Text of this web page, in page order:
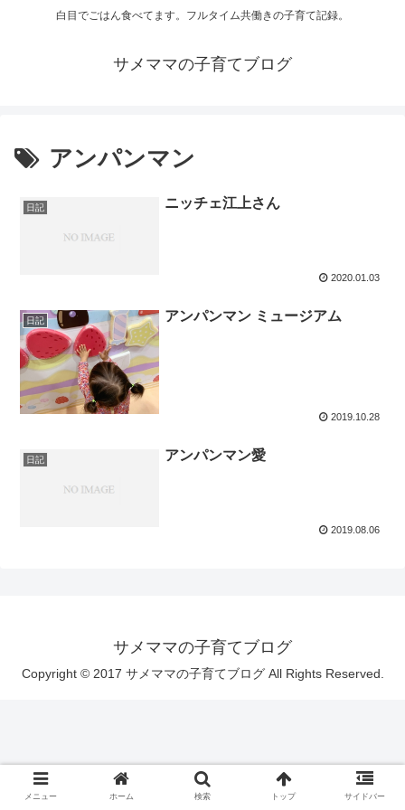
白目でごはん食べてます。フルタイム共働きの子育て記録。
サメママの子育てブログ
アンパンマン
日記 ニッチェ江上さん
2020.01.03
日記 アンパンマン ミュージアム
2019.10.28
日記 アンパンマン愛
2019.08.06
サメママの子育てブログ
Copyright © 2017 サメママの子育てブログ All Rights Reserved.
メニュー ホーム 検索 トップ サイドバー